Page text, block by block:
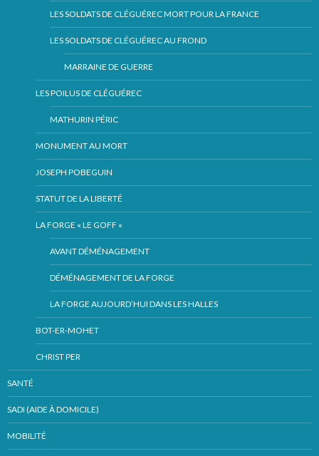
LES SOLDATS DE CLÉGUÉREC MORT POUR LA FRANCE
LES SOLDATS DE CLÉGUÉREC AU FROND
MARRAINE DE GUERRE
LES POILUS DE CLÉGUÉREC
MATHURIN PÉRIC
MONUMENT AU MORT
JOSEPH POBEGUIN
STATUT DE LA LIBERTÉ
LA FORGE « LE GOFF «
AVANT DÉMÉNAGEMENT
DÉMÉNAGEMENT DE LA FORGE
LA FORGE AUJOURD’HUI DANS LES HALLES
BOT-ER-MOHET
CHRIST PER
SANTÉ
SADI (AIDE À DOMICILE)
MOBILITÉ